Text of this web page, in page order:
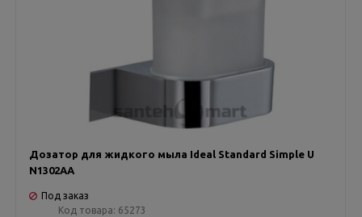
Дозатор для жидкого мыла Ideal Standard Simple U
N1302AA
Под заказ
Код товара: 65273